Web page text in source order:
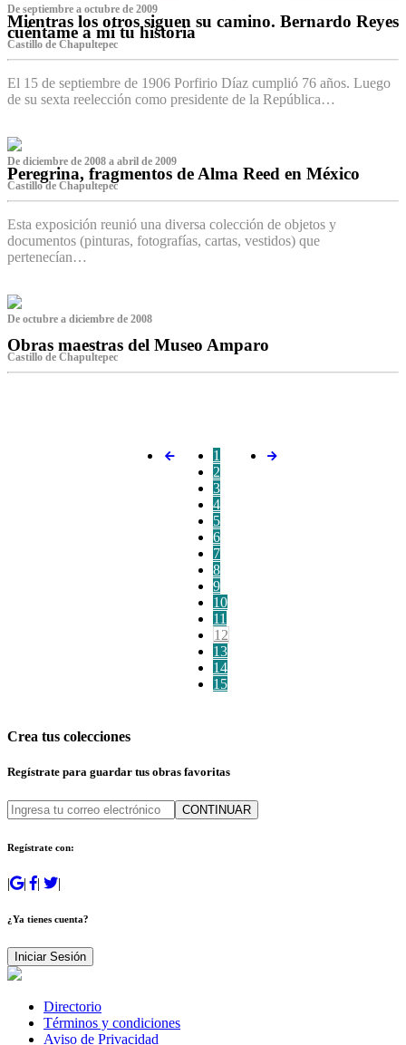
De septiembre a octubre de 2009
Mientras los otros siguen su camino. Bernardo Reyes
cuéntame a mí tu historia
Castillo de Chapultepec
El 15 de septiembre de 1906 Porfirio Díaz cumplió 76 años. Luego
de su sexta reelección como presidente de la República…
De diciembre de 2008 a abril de 2009
Peregrina, fragmentos de Alma Reed en México
Castillo de Chapultepec
Esta exposición reunió una diversa colección de objetos y
documentos (pinturas, fotografías, cartas, vestidos) que
pertenecían…
De octubre a diciembre de 2008
Obras maestras del Museo Amparo
Castillo de Chapultepec
1
2
3
4
5
6
7
8
9
10
11
12
13
14
15
Crea tus colecciones
Regístrate para guardar tus obras favoritas
CONTINUAR
Regístrate con:
| | | |
¿Ya tienes cuenta?
Iniciar Sesión
Directorio
Términos y condiciones
Aviso de Privacidad